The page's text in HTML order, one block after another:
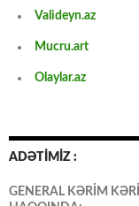
Valideyn.az
Mucru.art
Olaylar.az
ADƏTİMİZ :
GENERAL KƏRİM